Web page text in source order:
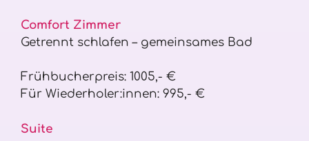
Comfort Zimmer
Getrennt schlafen – gemeinsames Bad
Frühbucherpreis: 1005,- €
Für Wiederholer:innen: 995,- €
Suite